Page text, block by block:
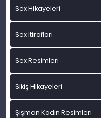
Sex Hikayeleri
Sex itirafları
Sex Resimleri
Sikiş Hikayeleri
Şişman Kadın Resimleri